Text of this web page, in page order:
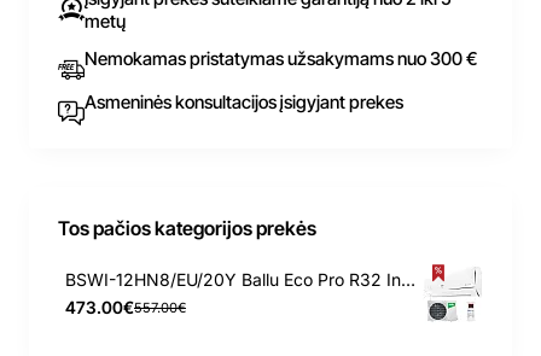
metų
Nemokamas pristatymas užsakymams nuo 300 €
Asmeninės konsultacijos įsigyjant prekes
Tos pačios kategorijos prekės
BSWI-12HN8/EU/20Y Ballu Eco Pro R32 Inverter 3.2/3.3 kW kondicionierius
473.00€557.00€